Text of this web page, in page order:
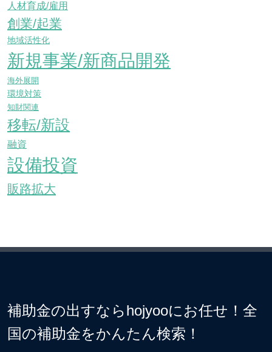
人材育成/雇用
創業/起業
地域活性化
新規事業/新商品開発
海外展開
環境対策
知財関連
移転/新設
融資
設備投資
販路拡大
補助金の出すならhojyooにお任せ！全
国の補助金をかんたん検索！